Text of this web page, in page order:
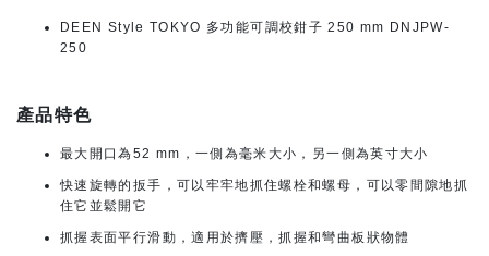
DEEN Style TOKYO 多功能可調校鉗子 250 mm DNJPW-
250
產品特色
最大開口為52 mm，一側為毫米大小，另一側為英寸大小
快速旋轉的扳手，可以牢牢地抓住螺栓和螺母，可以零間隙地抓
住它並鬆開它
抓握表面平行滑動，適用於擠壓，抓握和彎曲板狀物體